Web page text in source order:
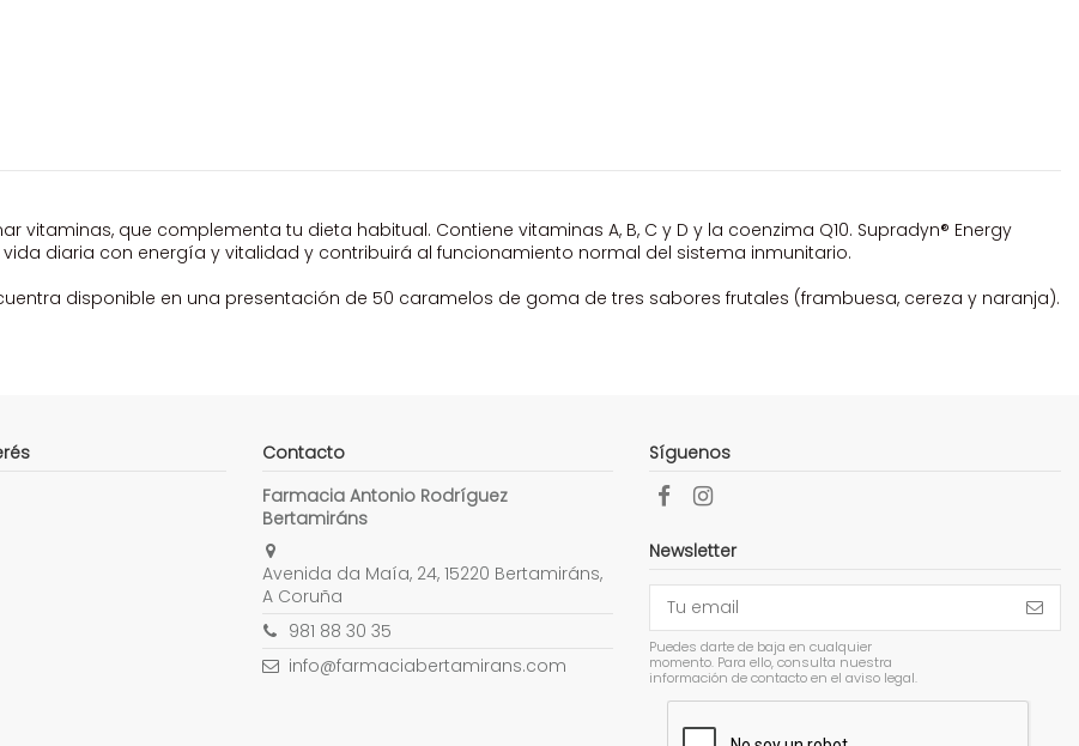
vitaminas, que complementa tu dieta habitual. Contiene vitaminas A, B, C y D y la coenzima Q10. Supradyn® Energy
diaria con energía y vitalidad y contribuirá al funcionamiento normal del sistema inmunitario.
disponible en una presentación de 50 caramelos de goma de tres sabores frutales (frambuesa, cereza y naranja).
Contacto
Farmacia Antonio Rodríguez
Bertamiráns
Avenida da Maía, 24, 15220 Bertamiráns,
A Coruña
981 88 30 35
info@farmaciabertamirans.com
Síguenos
Newsletter
Puedes darte de baja en cualquier
momento. Para ello, consulta nuestra
información de contacto en el aviso legal.